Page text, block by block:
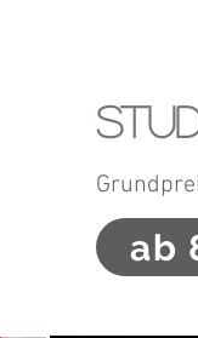
ab